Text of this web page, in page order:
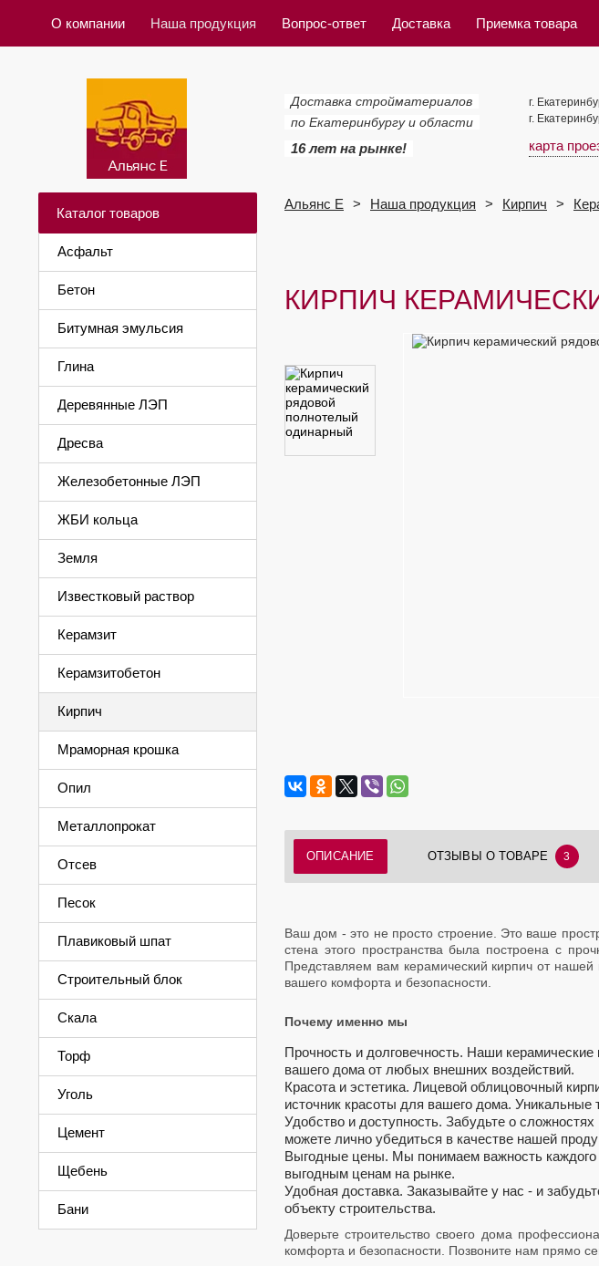
О компании Наша продукция Вопрос-ответ Доставка Приемка товара
Доставка стройматериалов
по Екатеринбургу и области
16 лет на рынке!
г.
г.
карта
Каталог товаров
Асфальт
Бетон
Битумная эмульсия
Глина
Деревянные ЛЭП
Дресва
Железобетонные ЛЭП
ЖБИ кольца
Земля
Известковый раствор
Керамзит
Керамзитобетон
Кирпич
Мраморная крошка
Опил
Металлопрокат
Отсев
Песок
Плавиковый шпат
Строительный блок
Скала
Торф
Уголь
Цемент
Щебень
Бани
Альянс Е Наша продукция Кирпич
КИРПИЧ
ОПИСАНИЕ ОТЗЫВЫ О ТОВАРЕ 3
Ваш дом - это не просто строение. Это ваше
стена этого пространства была построена с
Представляем вам керамический кирпич от
вашего комфорта и безопасности.
Почему именно мы
Прочность и долговечность. Наши
вашего дома от любых внешних воздействий.
Красота и эстетика. Лицевой облицовочный
источник красоты для вашего дома.
Удобство и доступность. Забудьте о
можете лично убедиться в качестве нашей
Выгодные цены. Мы понимаем важность
выгодным ценам на рынке.
Удобная доставка. Заказывайте у нас - и
объекту строительства.
Доверьте строительство своего дома
комфорта и безопасности. Позвоните нам прямо